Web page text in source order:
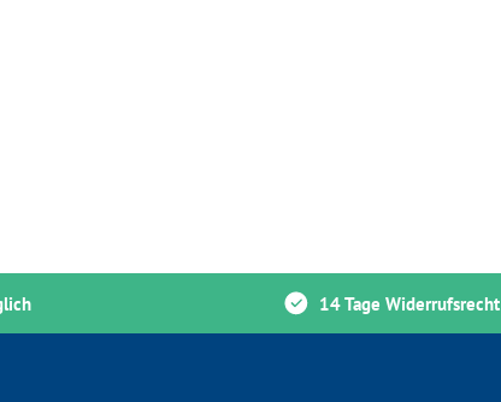
14 Tage Widerrufsrecht